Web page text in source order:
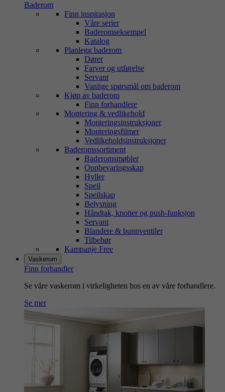
Baderom
Finn inspirasjon
Våre serier
Baderomseksempel
Katalog
Planlegg baderom
Dører
Farver og utførelse
Servant
Vanlige spørsmål om baderom
Kjøp av baderom
Finn forhandlere
Montering & vedlikehold
Monteringsinstruksjoner
Monteringsfilmer
Vedlikeholdsinstruksjoner
Baderomssortiment
Baderomsmøbler
Oppbevaringsskap
Hyller
Speil
Speilskap
Belysning
Håndtak, knotter og push-funksjon
Servant
Blandere & bunnventiler
Tilbehør
Kampanje Free
Vaskerom
Finn forhandler
Se våre vaskerom i virkeligheten hos en av våre forhandlere.
Se mer